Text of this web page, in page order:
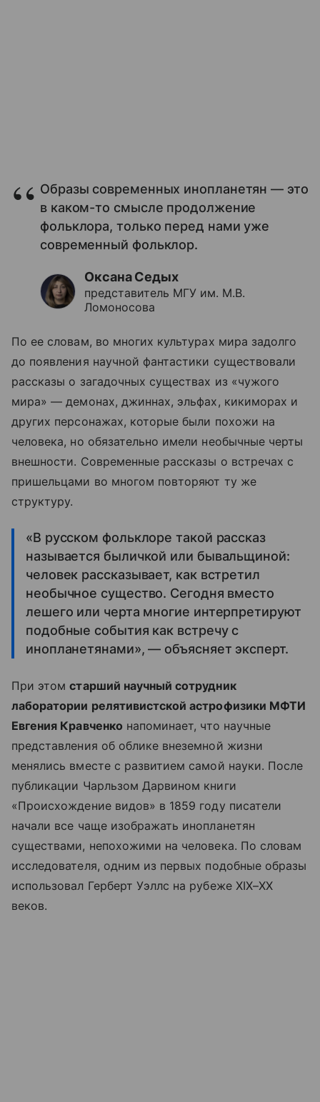
Образы современных инопланетян — это
в каком-то смысле продолжение
фольклора, только перед нами уже
современный фольклор.
Оксана Седых
представитель МГУ им. М.В.
Ломоносова
По ее словам, во многих культурах мира задолго
до появления научной фантастики существовали
рассказы о загадочных существах из «чужого
мира» — демонах, джиннах, эльфах, кикиморах и
других персонажах, которые были похожи на
человека, но обязательно имели необычные черты
внешности. Современные рассказы о встречах с
пришельцами во многом повторяют ту же
структуру.
«В русском фольклоре такой рассказ
называется быличкой или бывальщиной:
человек рассказывает, как встретил
необычное существо. Сегодня вместо
лешего или черта многие интерпретируют
подобные события как встречу с
инопланетянами», — объясняет эксперт.
При этомстарший научный сотрудник
лаборатории релятивистской астрофизики МФТИ
Евгения Кравченко напоминает, что научные
представления об облике внеземной жизни
менялись вместе с развитием самой науки. После
публикации Чарльзом Дарвином книги
«Происхождение видов» в 1859 году писатели
начали все чаще изображать инопланетян
существами, непохожими на человека. По словам
исследователя, одним из первых подобные образы
использовал Герберт Уэллс на рубеже XIX–XX
веков.